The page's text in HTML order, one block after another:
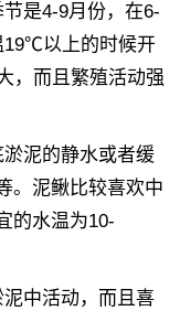
是4-9月份，在6-
19℃以上的时候开
，而且繁殖活动强
泥的静水或者缓
。泥鳅比较喜欢中
的水温为10-
中活动，而且喜